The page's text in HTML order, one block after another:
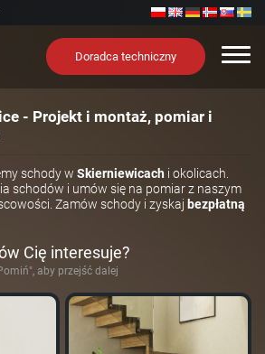
Doradca techniczny
- Projekt i montaż, pomiar i
schody w Skierniewicach i okolicach.
schodów i umów się na pomiar z naszym
Zamów schody i zyskaj bezpłatną
Cię interesuje?
aby przejść dalej